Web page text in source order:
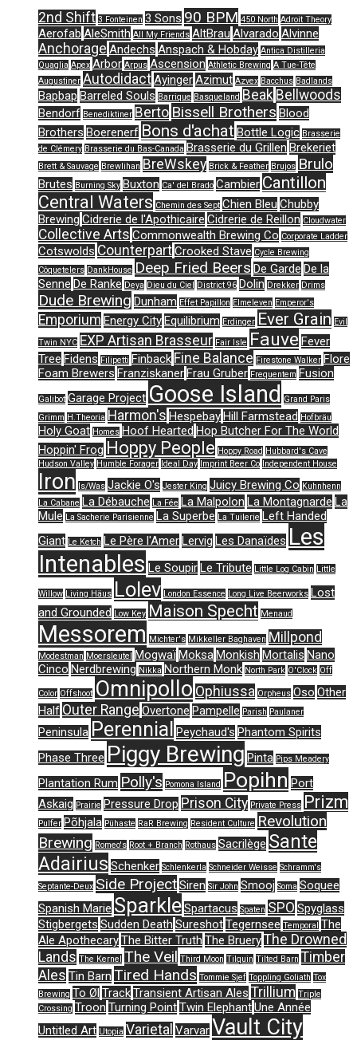
2nd Shift 3 Fonteinen 3 Sons 90 BPM 450 North Adroit Theory
Aerofab AleSmith All My Friends AltBrau Alvarado Alvinne
Anchorage Andechs Anspach & Hobday Antica Distilleria
Quaglia Apex Arbor Arpus Ascension Athletic Brewing A Tue-Tête
Augustiner AutodidactAyingerAzimut Azvex Bacchus Badlands
Bapbap Barreled Souls Barrique Basqueland Beak Bellwoods
Bendorf Benediktiner Berto Bissell Brothers Blood
Brothers Boerenerf Bons d'achat Bottle Logic Brasserie
de Clémery Brasserie du Bas-Canada Brasserie du Grillen Brekeriet
Brett & Sauvage Brewlihan BreWskey Brick & Feather Brujos Brulo
Brutes Burning Sky Buxton Ca' del Brado Cambier Cantillon
Central Waters Chemin des Sept Chien Bleu Chubby
Brewing Cidrerie de l'Apothicaire Cidrerie de Reillon Cloudwater
Collective Arts Commonwealth Brewing Co Corporate Ladder
Cotswolds CounterpartCrooked Stave Cycle Brewing
Côquetelers DankHouse Deep Fried Beers De Garde De la
Senne De Ranke Deya Dieu du Ciel District 96 Dolin Drekker Drims
Dude Brewing Dunham Effet Papillon Elmeleven Emperor's
Emporium Energy CityEquilibrium Erdinger Ever Grain Evil
Twin NYC EXP Artisan Brasseur Fair Isle Fauve Fever
Tree Fidens Filipetti Finback Fine Balance Firestone Walker Flore
Foam Brewers FranziskanerFrau Gruber Frequentem Fusion
Galibot Garage Project Goose Island
Grand Paris
Grimm H.Theoria Harmon's HespebayHill Farmstead Hofbräu
Holy Goat Homes Hoof Hearted Hop Butcher For The World
Hoppin' Frog Hoppy People Hoppy Road Hubbard's Cave
Hudson Valley Humble Forager Ideal Day Imprint Beer Co Independent House
Iron Is/Was Jackie O's Jester King Juicy Brewing Co Kuhnhenn
La Cabane La Débauche La Fée La Malpolon La Montagnarde La
Mule La Sacherie Parisienne La Superbe La Tuilerie Left Handed
Giant Le Ketch Le Père l'AmerLervig Les Danaïdes Les
Intenables Le SoupirLe Tribute Little Log Cabin Little
Willow Living Häus Lolev London Essence Long Live Beerworks Lost
and Grounded Low Key Maison Specht Menaud
Messorem Michter's Mikkeller Baghaven Millpond
Modestman Moersleutel MogwaïMoksaMonkish Mortalis Nano
Cinco Nerdbrewing Nikka Northern Monk North Park O'Clock Off
Color Offshoot Omnipollo Ophiussa Orpheus Oso Other
Half Outer Range Overtone Pampelle Parish Paulaner
Peninsula Perennial Peychaud's Phantom Spirits
Phase Three Piggy Brewing Pinta Pips Meadery
Plantation Rum Polly's Pomona Island Popihn Port
Askaig Prairie Pressure Drop Prison City Private Press Prizm
Pulfer Põhjala Pühaste RaR Brewing Resident Culture Revolution
Brewing Romeo's Root + Branch Rothaus Sacrilège Sante
Adairius Schenker Schlenkerla Schneider Weisse Schramm's
Septante-Deux Side ProjectSiren Sir John Smooj Soma Soquee
Spanish Marie SparkleSpartacus Spaten SPO Spyglass
Stigbergets Sudden Death SureshotTegernsee Temporal The
Ale ApothecaryThe Bitter Truth The BrueryThe Drowned
Lands The Kernel The Veil Third Moon Tilquin Tilted Barn Timber
Ales Tin Barn Tired Hands Tommie Sjef Toppling Goliath Tox
Brewing To Øl TrackTransient Artisan Ales Trillium Triple
Crossing Troon Turning PointTwin ElephantUne Année
Untitled Art Utopia Varietal VarvarVault City